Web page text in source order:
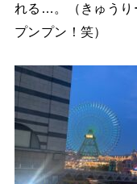
れる…。（きゅうり
プンプン！笑）